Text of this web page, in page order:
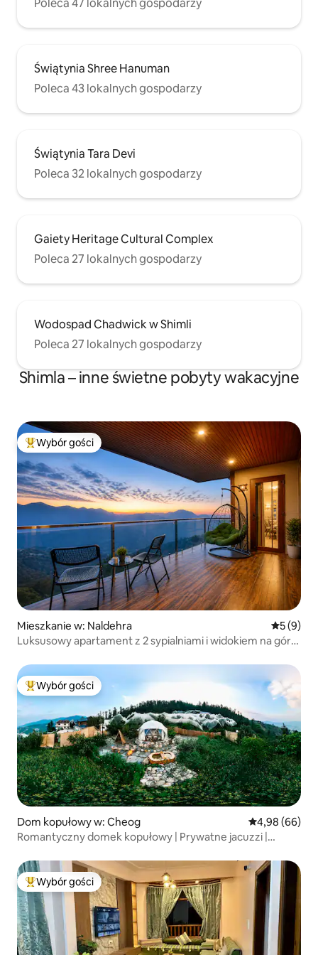
Świątynia Shree Hanuman
Poleca 43 lokalnych gospodarzy
Świątynia Tara Devi
Poleca 32 lokalnych gospodarzy
Gaiety Heritage Cultural Complex
Poleca 27 lokalnych gospodarzy
Wodospad Chadwick w Shimli
Poleca 27 lokalnych gospodarzy
Shimla – inne świetne pobyty wakacyjne
Najpopularniejsze z kategorii Wybór gości
Wybór gości
Mieszkanie w: Naldehra Średnia
5 (9)
Luksusowy apartament z 2 sypialniami i widokiem na góry
Najpopularniejsze z kategorii Wybór gości
Wybór gości
Dom kopułowy w: Cheog Średnia
4,98 (66)
Romantyczny domek kopułowy | Prywatne jacuzzi |
Najpopularniejsze z kategorii Wybór gości
Wybór gości